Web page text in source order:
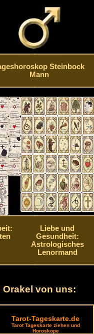
Steinbock
Mann
Liebe und
Gesundheit:
Astrologisches
Lenormand
von uns:
Tarot-Tageskarte.de
Tarot Tageskarte ziehen und
Horoskope